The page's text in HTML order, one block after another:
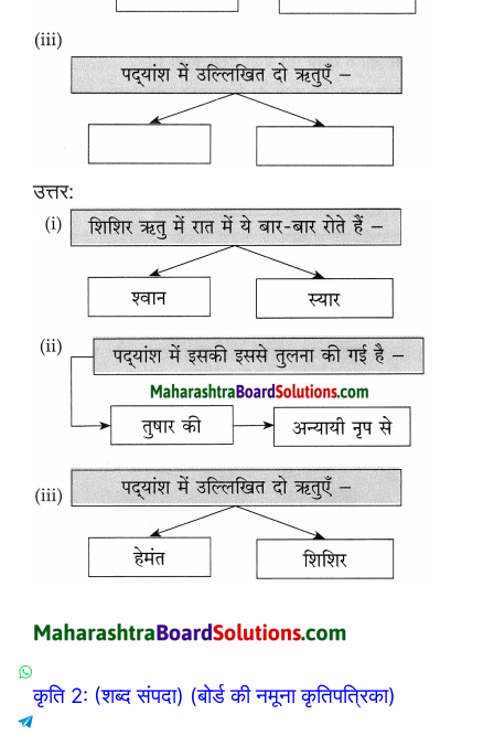
उत्तर:
कृति 2: (शब्द संपदा) (बोर्ड की नमूना कृतिपत्रिका)